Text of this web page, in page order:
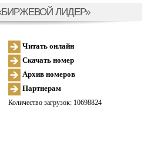
ЛИДЕР»
Читать онлайн
Скачать номер
Архив номеров
Партнерам
Количество загрузок: 10698824